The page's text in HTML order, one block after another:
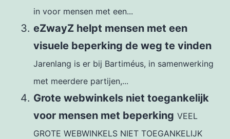
in voor mensen met een...
eZwayZ helpt mensen met een
visuele beperking de weg te vinden
Jarenlang is er bij Bartiméus, in samenwerking
met meerdere partijen,...
Grote webwinkels niet toegankelijk
voor mensen met beperking VEEL
GROTE WEBWINKELS NIET TOEGANKELIJK